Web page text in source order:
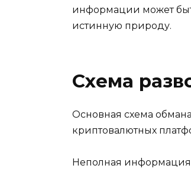
информации может
истинную природу.
Схема
Основная схема
криптовалютных
Неполная информация